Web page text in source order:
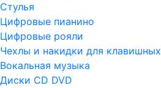
Стулья
Цифровые пианино
Цифровые рояли
Чехлы и накидки для клавишных
Вокальная музыка
Диски CD DVD